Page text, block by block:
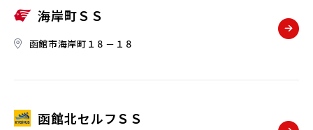
海岸町ＳＳ
函館市海岸町１８－１８
函館北セルフＳＳ